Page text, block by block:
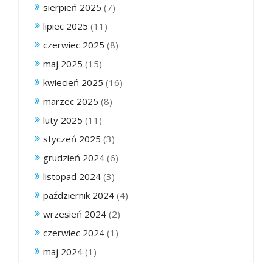
sierpień 2025 (7)
lipiec 2025 (11)
czerwiec 2025 (8)
maj 2025 (15)
kwiecień 2025 (16)
marzec 2025 (8)
luty 2025 (11)
styczeń 2025 (3)
grudzień 2024 (6)
listopad 2024 (3)
październik 2024 (4)
wrzesień 2024 (2)
czerwiec 2024 (1)
maj 2024 (1)